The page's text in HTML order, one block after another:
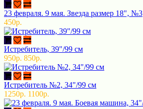
23 февраля. 9 мая. Звезда размер 18", №3
450р.
Истребитель, 39"/99 см
950р. 850р.
Истребитель №2, 34"/99 см
1250р. 1100р.